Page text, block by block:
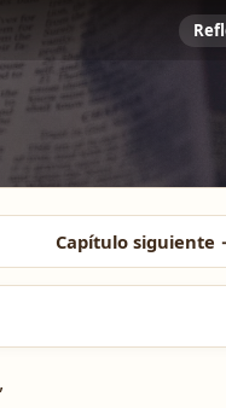
Capítulo siguiente